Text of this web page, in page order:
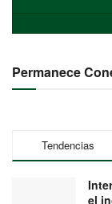
Permanece
Tendencias
el